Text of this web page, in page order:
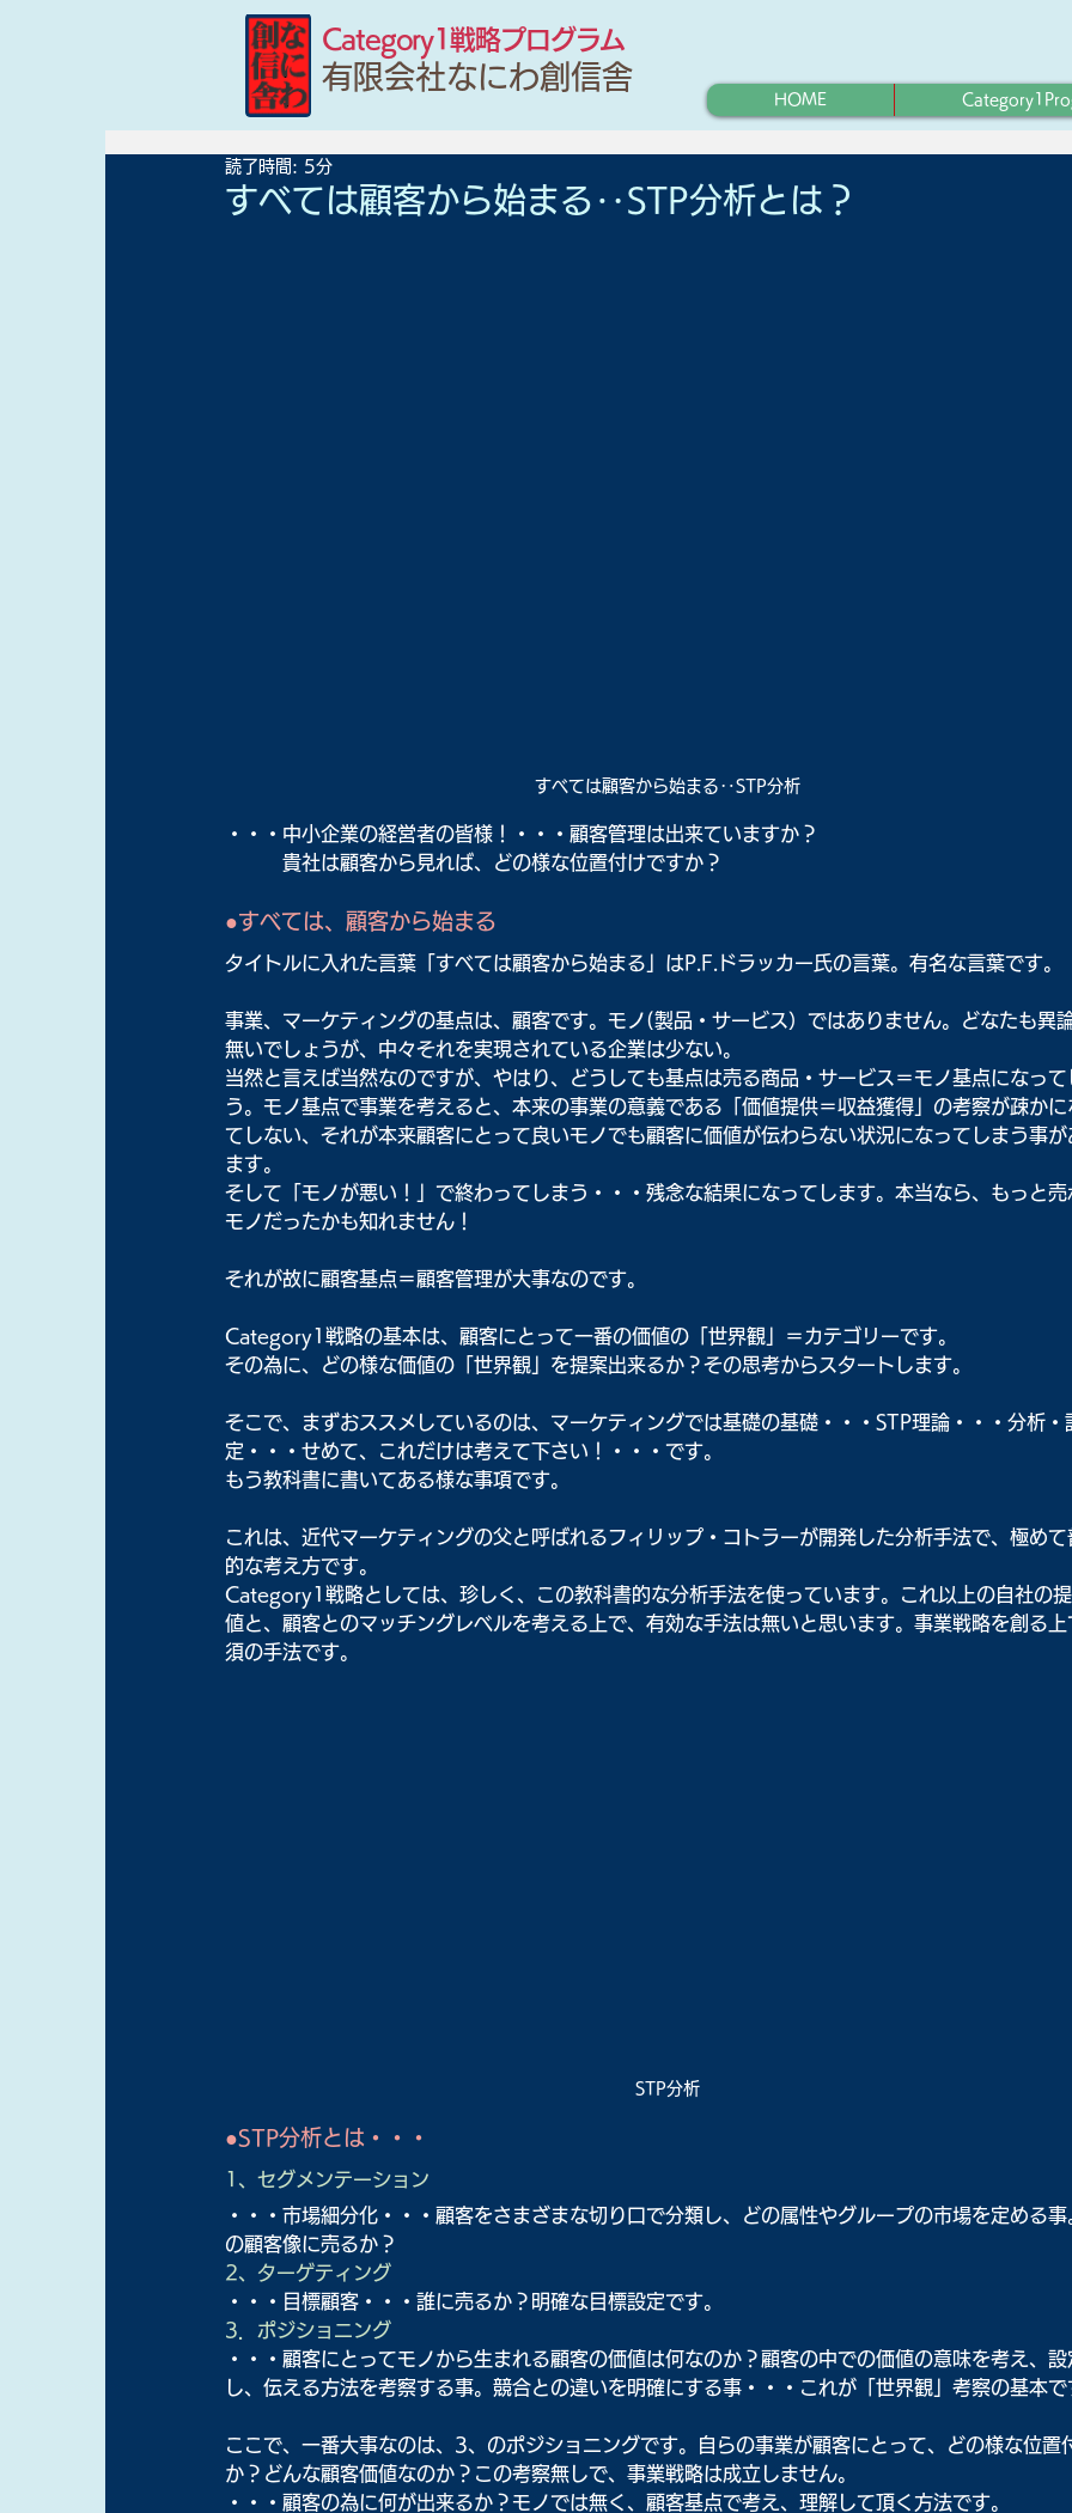
Category1戦略プログラム
有限会社なにわ創信舎
HOME
すべては顧客から始まる‥STP分析とは？
読了時間: 5分
すべては顧客から始まる‥STP分析
・・・中小企業の経営者の皆様！・・・顧客管理は出来ていますか？
貴社は顧客から見れば、どの様な位置付けですか？
●すべては、顧客から始まる
タイトルに入れた言葉「すべては顧客から始まる」はP.F.ドラッカー氏の言葉。有名な言葉です。
事業、マーケティングの基点は、顧客です。モノ(製品・サービス）ではありません。どなたも異
無いでしょうが、中々それを実現されている企業は少ない。
当然と言えば当然なのですが、やはり、どうしても基点は売る商品・サービス＝モノ基点になって
う。モノ基点で事業を考えると、本来の事業の意義である「価値提供＝収益獲得」の考察が疎かに
てしない、それが本来顧客にとって良いモノでも顧客に価値が伝わらない状況になってしまう事が
ます。
そして「モノが悪い！」で終わってしまう・・・残念な結果になってします。本当なら、もっと売
モノだったかも知れません！
それが故に顧客基点＝顧客管理が大事なのです。
Category1戦略の基本は、顧客にとって一番の価値の「世界観」＝カテゴリーです。
その為に、どの様な価値の「世界観」を提案出来るか？その思考からスタートします。
そこで、まずおススメしているのは、マーケティングでは基礎の基礎・・・STP理論・・・分析・
定・・・せめて、これだけは考えて下さい！・・・です。
もう教科書に書いてある様な事項です。
これは、近代マーケティングの父と呼ばれるフィリップ・コトラーが開発した分析手法で、極めて
的な考え方です。
Category1戦略としては、珍しく、この教科書的な分析手法を使っています。これ以上の自社の
値と、顧客とのマッチングレベルを考える上で、有効な手法は無いと思います。事業戦略を創る上
須の手法です。
STP分析
●STP分析とは・・・
1、セグメンテーション
・・・市場細分化・・・顧客をさまざまな切り口で分類し、どの属性やグループの市場を定める事
の顧客像に売るか？
2、ターゲティング
・・・目標顧客・・・誰に売るか？明確な目標設定です。
3．ポジショニング
・・・顧客にとってモノから生まれる顧客の価値は何なのか？顧客の中での価値の意味を考え、設
し、伝える方法を考察する事。競合との違いを明確にする事・・・これが「世界観」考察の基本で
ここで、一番大事なのは、3、のポジショニングです。自らの事業が顧客にとって、どの様な位置
か？どんな顧客価値なのか？この考察無しで、事業戦略は成立しません。
・・・顧客の為に何が出来るか？モノでは無く、顧客基点で考え、理解して頂く方法です。